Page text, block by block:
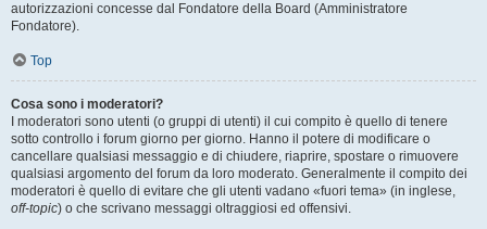
autorizzazioni concesse dal Fondatore della Board (Amministratore
Fondatore).
Top
Cosa sono i moderatori?
I moderatori sono utenti (o gruppi di utenti) il cui compito è quello di tenere
sotto controllo i forum giorno per giorno. Hanno il potere di modificare o
cancellare qualsiasi messaggio e di chiudere, riaprire, spostare o rimuovere
qualsiasi argomento del forum da loro moderato. Generalmente il compito dei
moderatori è quello di evitare che gli utenti vadano «fuori tema» (in inglese,
off-topic) o che scrivano messaggi oltraggiosi ed offensivi.